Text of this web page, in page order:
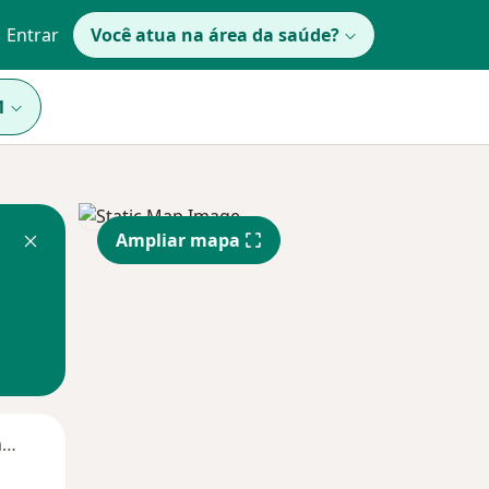
Entrar Você atua na área da saúde?
Segunda-feira
Ampliar mapa